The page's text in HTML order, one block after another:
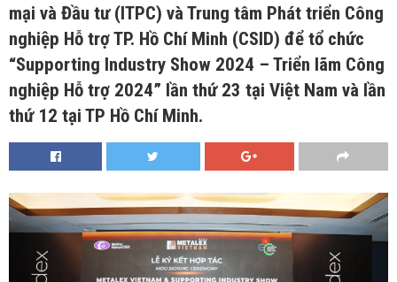
mại và Đầu tư (ITPC) và Trung tâm Phát triển Công
nghiệp Hỗ trợ TP. Hồ Chí Minh (CSID) để tổ chức
“Supporting Industry Show 2024 – Triển lãm Công
nghiệp Hỗ trợ 2024” lần thứ 23 tại Việt Nam và lần
thứ 12 tại TP Hồ Chí Minh.